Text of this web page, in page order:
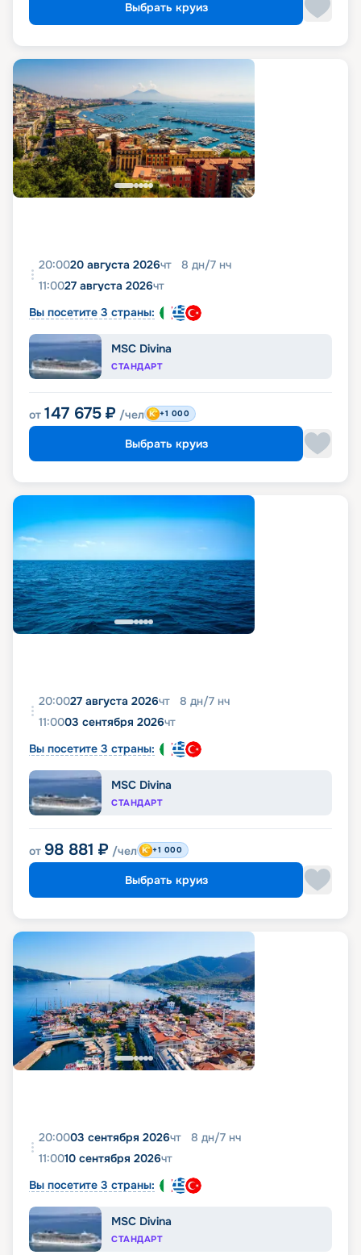
Выбрать круиз
20:0020 августа 2026чт 8 дн/7 нч
11:0027 августа 2026чт
Вы посетите 3 страны:
MSC Divina
СТАНДАРТ
от 147 675 ₽ /чел +1 000
Выбрать круиз
20:0027 августа 2026чт 8 дн/7 нч
11:0003 сентября 2026чт
Вы посетите 3 страны:
MSC Divina
СТАНДАРТ
от 98 881 ₽ /чел +1 000
Выбрать круиз
20:0003 сентября 2026чт 8 дн/7 нч
11:0010 сентября 2026чт
Вы посетите 3 страны:
MSC Divina
СТАНДАРТ